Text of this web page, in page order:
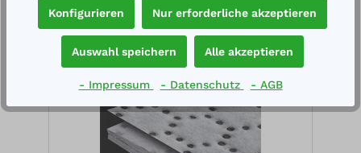
Produktgalerie überspringen
Zubehör
Konfigurieren Nur erforderliche akzeptieren
Auswahl speichern Alle akzeptieren
- Impressum - Datenschutz - AGB